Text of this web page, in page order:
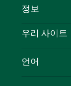
쿠키 고지
목적지
이벤트
정보
여행 정보
뉴사우스웨일
우리 사이트
언어